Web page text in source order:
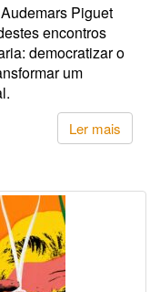
Piguet
encontros
democratizar o
um
Ler mais